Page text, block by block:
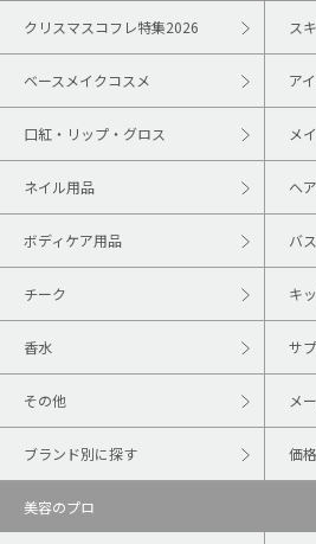
クリスマスコフレ特集2026 ス
ベースメイクコスメ ア
口紅・リップ・グロス メ
ネイル用品 ヘ
ボディケア用品 バ
チーク キ
香水 サ
その他 メ
ブランド別に探す 価
美容のプロ